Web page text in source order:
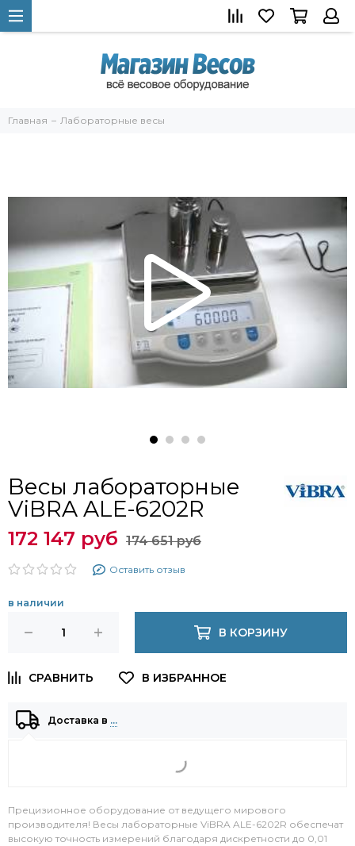
Главная Лабораторные весы
Весы лабораторные
ViBRA ALE-6202R
172 147 руб 174 651 руб
Оставить отзыв
в наличии
В КОРЗИНУ
Доставка в …
Прецизионное оборудование от ведущего мирового
производителя! Весы лабораторные ViBRA ALE-6202R обеспечат
высокую точность измерений благодаря дискретности до 0,01